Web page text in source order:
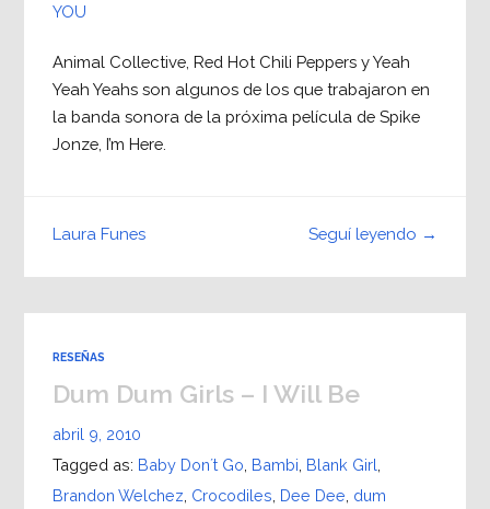
YOU
Animal Collective, Red Hot Chili Peppers y Yeah
Yeah Yeahs son algunos de los que trabajaron en
la banda sonora de la próxima película de Spike
Jonze, I’m Here.
Seguí leyendo →
Laura Funes
RESEÑAS
Dum Dum Girls – I Will Be
abril 9, 2010
Tagged as: Baby Don´t Go Bambi Blank Girl
Brandon Welchez Crocodiles Dee Dee dum